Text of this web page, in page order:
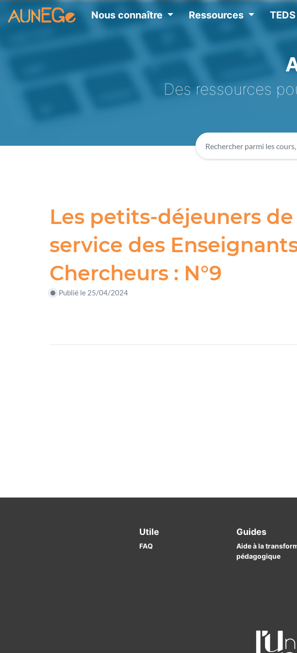
Nous connaître Ressources
Des ressources
Les petits-déjeuners de
service des
Chercheurs : N°9
Publié le 25/04/2024
Utile
FAQ
Guides
Aide à la
pédagogique